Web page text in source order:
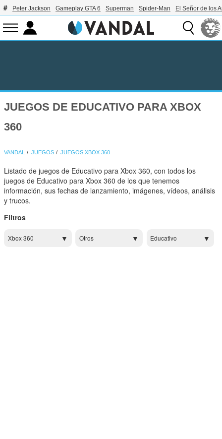
Peter Jackson Gameplay GTA 6 Superman Spider-Man El Señor de los
JUEGOS DE EDUCATIVO PARA XBOX
360
VANDAL JUEGOS JUEGOS XBOX 360
Listado de juegos de Educativo para Xbox 360, con todos los
juegos de Educativo para Xbox 360 de los que tenemos
información, sus fechas de lanzamiento, imágenes, vídeos, análisis
y trucos.
Filtros
Xbox 360 Otros Educativo